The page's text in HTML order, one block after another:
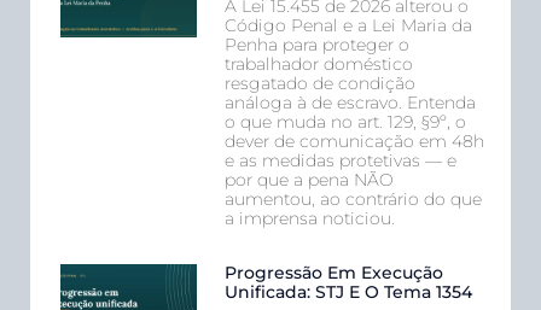
A Lei 15.455 de 2026 alterou o
Código Penal e a Lei Maria da
Penha para proteger o
trabalhador doméstico
resgatado de condição
análoga à de escravo. Entenda
o que muda no art. 129, §9º, o
dever de comunicação em 48h
e as medidas protetivas — e
por que a pena NÃO
aumentou, ao contrário do que
a imprensa noticiou.
Progressão Em Execução
Unificada: STJ E O Tema 1354